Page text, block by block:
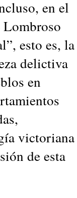
en el
esto es, la
delictiva
en
victoriana
de esta